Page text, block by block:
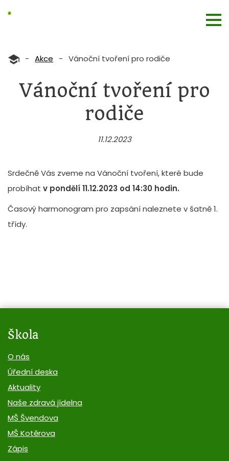
- Akce - Vánoční tvoření pro rodiče
Vánoční tvoření pro
rodiče
11.12.2023
Srdečně Vás zveme na Vánoční tvoření, které bude
probíhat v pondělí 11.12.2023 od 14:30 hodin.
Časový harmonogram pro zapsání naleznete v šatně 1.
třídy.
Škola
O nás
Úřední deska
Aktuality
Naše zdravá jídelna
MŠ Švendova
MŠ Kotěrova
Zápis